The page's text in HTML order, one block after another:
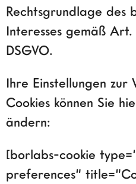
Rechtsgrundlage des
Interesses gemäß
DSGVO.
Ihre Einstellungen zur
Cookies können Sie
ändern:
[borlabs-cookie
preferences“